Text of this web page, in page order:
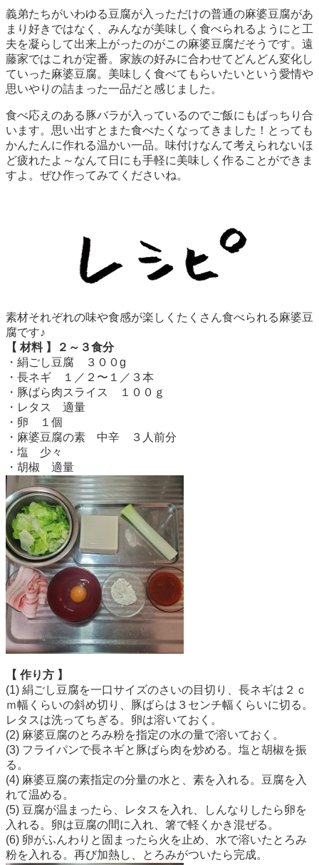
義弟たちがいわゆる豆腐が入っただけの普通の麻婆豆腐があ
まり好きではなく、みんなが美味しく食べられるようにと工
夫を凝らして出来上がったのがこの麻婆豆腐だそうです。遠
藤家ではこれが定番。家族の好みに合わせてどんどん変化し
ていった麻婆豆腐。美味しく食べてもらいたいという愛情や
思いやりの詰まった一品だと感じました。
食べ応えのある豚バラが入っているのでご飯にもばっちり合
います。思い出すとまた食べたくなってきました！とっても
かんたんに作れる温かい一品。味付けなんて考えられないほ
ど疲れたよ～なんて日にも手軽に美味しく作ることができま
すよ。ぜひ作ってみてくださいね。
素材それぞれの味や食感が楽しくたくさん食べられる麻婆豆
腐です♪
【 材料 】２～３食分
・絹ごし豆腐 ３００g
・長ネギ １／２〜１／３本
・豚ばら肉スライス １００ｇ
・レタス 適量
・卵 １個
・麻婆豆腐の素 中辛 ３人前分
・塩 少々
・胡椒 適量
【 作り方 】
(1) 絹ごし豆腐を一口サイズのさいの目切り、長ネギは２ｃ
ｍ幅くらいの斜め切り、豚ばらは３センチ幅くらいに切る。
レタスは洗ってちぎる。卵は溶いておく。
(2) 麻婆豆腐のとろみ粉を指定の水の量で溶いておく。
(3) フライパンで長ネギと豚ばら肉を炒める。塩と胡椒を振
る。
(4) 麻婆豆腐の素指定の分量の水と、素を入れる。豆腐を入
れて温める。
(5) 豆腐が温まったら、レタスを入れ、しんなりしたら卵を
入れる。卵は豆腐の間に入れ、箸で軽くかき混ぜる。
(6) 卵がふんわりと固まったら火を止め、水で溶いたとろみ
粉を入れる。再び加熱し、とろみがついたら完成。